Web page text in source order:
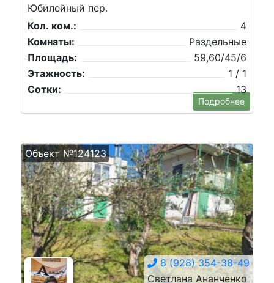
Юбилейный пер.
Кол. ком.:
4
Комнаты:
Раздельные
Площадь:
59,60/45/6
Этажность:
1 / 1
Сотки:
13
Подробнее
Объект №124123
8 (928) 354-38-49
Светлана Ананченко